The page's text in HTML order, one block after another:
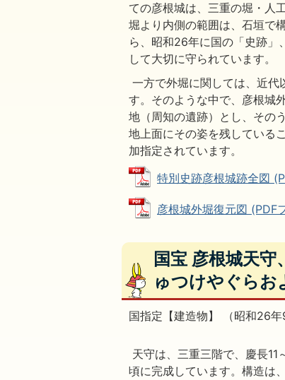
ての彦根城は、三重の堀・人
堀より内側の範囲は、石垣で
ら、昭和26年に国の「史跡」
して大切に守られています。
一方で外堀に関しては、近代
す。そのような中で、彦根城
地（周知の遺跡）とし、その
地上面にその姿を残している
加指定されています。
特別史跡彦根城跡全図
彦根城外堀復元図 (PDF
国宝 彦根城天
ゅつけやぐらお
国指定【建造物】 （昭和26
天守は、三重三階で、慶長11
頃に完成しています。構造は